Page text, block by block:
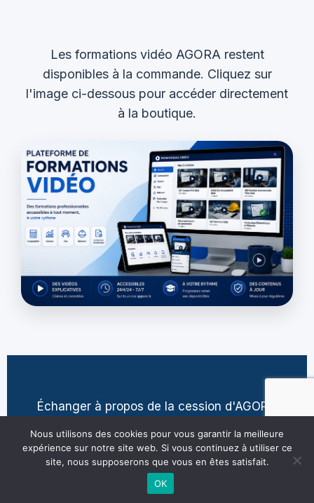
Les formations vidéo AGORA restent
disponibles à la commande. Cliquez sur
l'image ci-dessous pour accéder directement
à la boutique.
Échanger à propos de la cession d'AGORA
contact@jean-pierre-villatte.fr
Nous utilisons des cookies pour vous garantir la meilleure
expérience sur notre site web. Si vous continuez à utiliser ce
site, nous supposerons que vous en êtes satisfait.
OK